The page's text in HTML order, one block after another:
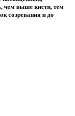
чем выше кисти, тем
созревания и до